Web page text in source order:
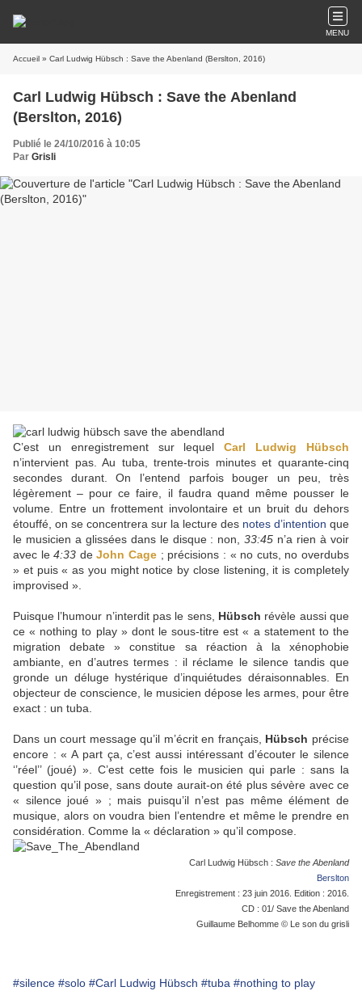
MENU
Accueil » Carl Ludwig Hübsch : Save the Abenland (Berslton, 2016)
Carl Ludwig Hübsch : Save the Abenland
(Berslton, 2016)
Publié le 24/10/2016 à 10:05
Par Grisli
C’est un enregistrement sur lequelCarl Ludwig Hübsch
n’intervient pas. Au tuba, trente-trois minutes et quarante-cinq
secondes durant. On l’entend parfois bouger un peu, très
légèrement – pour ce faire, il faudra quand même pousser le
volume. Entre un frottement involontaire et un bruit du dehors
étouffé, on se concentrera sur la lecture des notes d’intention que
le musicien a glissées dans le disque : non,
33:45 n’a rien à voir
avec le4:33 deJohn Cage ; précisions : « no cuts, no overdubs
» et puis « as you might notice by close listening, it is completely
improvised ».
Puisque l’humour n’interdit pas le sens, Hübsch révèle aussi que
ce « nothing to play » dont le sous-titre est « a statement to the
migration debate » constitue sa réaction à la xénophobie
ambiante, en d’autres termes : il réclame le silence tandis que
gronde un déluge hystérique d’inquiétudes déraisonnables. En
objecteur de conscience, le musicien dépose les armes, pour être
exact : un tuba.
Dans un court message qu’il m’écrit en français, Hübsch précise
encore : « A part ça, c’est aussi intéressant d’écouter le silence
‘’réel’’ (joué) ». C’est cette fois le musicien qui parle : sans la
question qu’il pose, sans doute aurait-on été plus sévère avec ce
« silence joué » ; mais puisqu’il n’est pas même élément de
musique, alors on voudra bien l’entendre et même le prendre en
considération. Comme la « déclaration » qu’il compose.
Carl Ludwig Hübsch : Save the Abenland
Berslton
Enregistrement : 23 juin 2016. Edition : 2016.
CD : 01/ Save the Abenland
Guillaume Belhomme © Le son du grisli
#silence #solo #Carl Ludwig Hübsch #tuba #nothing to play